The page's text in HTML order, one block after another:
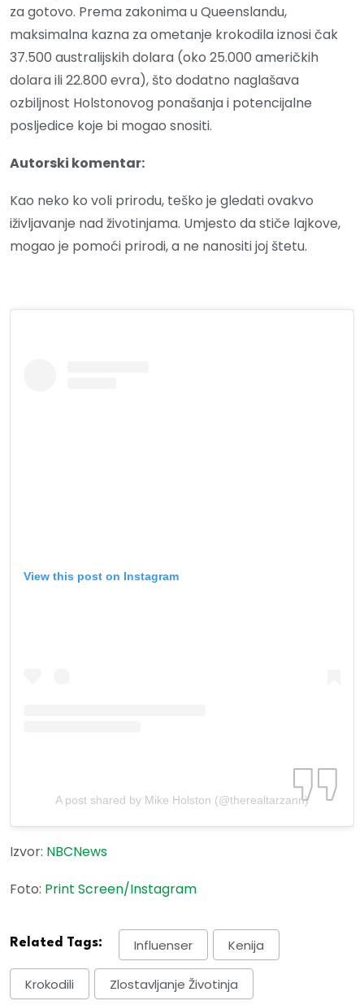
za gotovo. Prema zakonima u Queenslandu,
maksimalna kazna za ometanje krokodila iznosi čak
37.500 australijskih dolara (oko 25.000 američkih
dolara ili 22.800 evra), što dodatno naglašava
ozbiljnost Holstonovog ponašanja i potencijalne
posljedice koje bi mogao snositi.
Autorski komentar:
Kao neko ko voli prirodu, teško je gledati ovakvo
iživljavanje nad životinjama. Umjesto da stiče lajkove,
mogao je pomoći prirodi, a ne nanositi joj štetu.
View this post on Instagram
A post shared by Mike Holston (@therealtarzann)
Izvor: NBCNews
Foto: Print Screen/Instagram
Related Tags: Influenser Kenija
Krokodili Zlostavljanje Životinja